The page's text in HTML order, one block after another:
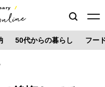
50代からの暮らし フー